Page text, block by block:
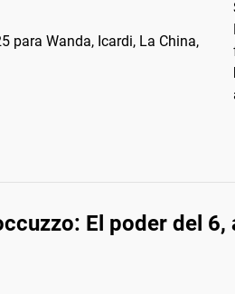
para Wanda, Icardi, La China,
El poder del 6,